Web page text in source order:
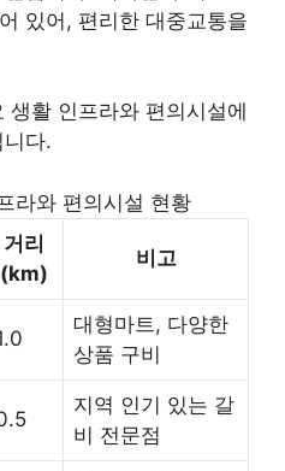
있어, 편리한 대중교통을
생활 인프라와 편의시설에
다.
라와 편의시설 현황
거리
(km)
비고
대형마트, 다양한
상품 구비
지역 인기 있는 갈
비 전문점